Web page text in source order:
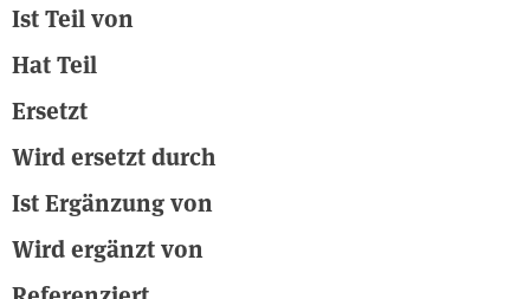
Ist Teil von
Hat Teil
Ersetzt
Wird ersetzt durch
Ist Ergänzung von
Wird ergänzt von